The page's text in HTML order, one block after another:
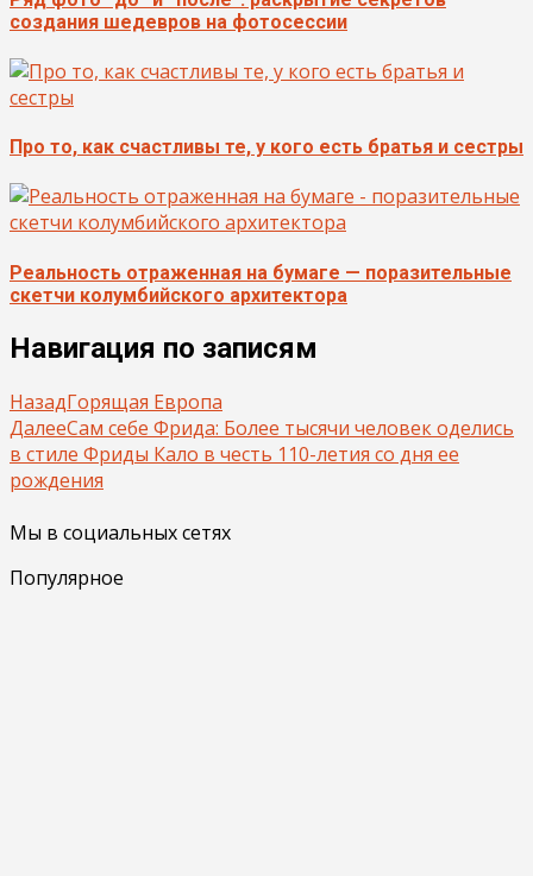
создания шедевров на фотосессии
Про то, как счастливы те, у кого есть братья и сестры
Реальность отраженная на бумаге — поразительные
скетчи колумбийского архитектора
Навигация по записям
НазадГорящая Европа
ДалееСам себе Фрида: Более тысячи человек оделись
в стиле Фриды Кало в честь 110-летия со дня ее
рождения
Мы в социальных сетях
Популярное